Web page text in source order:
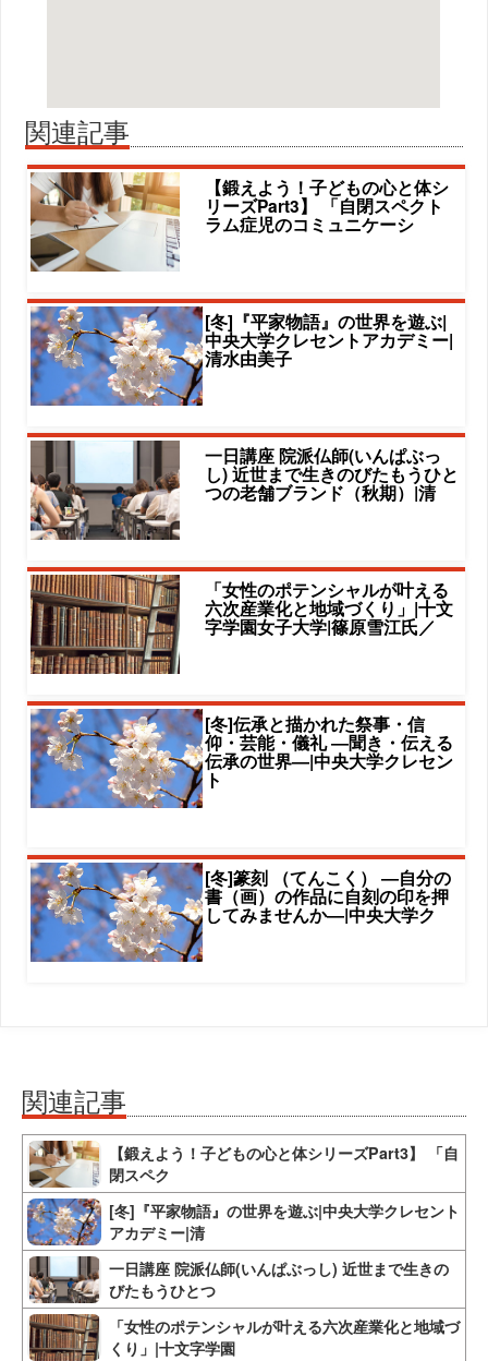
関連記事
【鍛えよう！子どもの心と体シ
リーズPart3】 「自閉スペクト
ラム症児のコミュニケーシ
[冬]『平家物語』の世界を遊ぶ|
中央大学クレセントアカデミー|
清水由美子
一日講座 院派仏師(いんぱぶっ
し) 近世まで生きのびたもうひと
つの老舗ブランド（秋期）|清
「女性のポテンシャルが叶える
六次産業化と地域づくり」|十文
字学園女子大学|篠原雪江氏／
[冬]伝承と描かれた祭事・信
仰・芸能・儀礼 ―聞き・伝える
伝承の世界―|中央大学クレセン
ト
[冬]篆刻 （てんこく） ―自分の
書（画）の作品に自刻の印を押
してみませんか―|中央大学ク
関連記事
【鍛えよう！子どもの心と体シリーズPart3】 「自
閉スペク
[冬]『平家物語』の世界を遊ぶ|中央大学クレセント
アカデミー|清
一日講座 院派仏師(いんぱぶっし) 近世まで生きの
びたもうひとつ
「女性のポテンシャルが叶える六次産業化と地域づ
くり」|十文字学園